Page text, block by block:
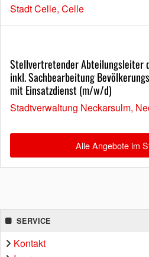
Stadt Celle, Celle
Stellvertretender Abteilungsleiter
inkl. Sachbearbeitung
mit Einsatzdienst (m/w/d)
Stadtverwaltung Neckarsulm,
Alle Angebote im
SERVICE
Kontakt